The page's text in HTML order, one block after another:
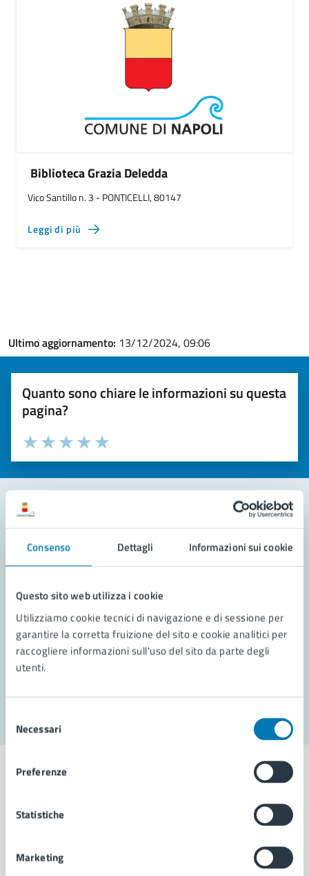
Consenso Dettagli Informazioni sui cookie
Questo sito web utilizza i cookie
Utilizziamo cookie tecnici di navigazione e di sessione per
garantire la corretta fruizione del sito e cookie analitici per
raccogliere informazioni sull'uso del sito da parte degli
utenti.
delNecessari
Preferenze
Statistiche
Marketing
Biblioteca Grazia Deledda
Vico Santillo n. 3 - PONTICELLI, 80147
Leggi di più
Ultimo aggiornamento: 13/12/2024, 09:06
Quanto sono chiare le informazioni su questa
pagina?
Valuta la chiarezza delle informazioni (da 1 a 5 stelle)
Seleziona il numero di stelle per valutare la chiarezza delle
Valuta 5 stelle su 5
Valuta 4 stelle su 5
Valuta 3 stelle su 5
Valuta 2 stelle su 5
Valuta 1 stelle su 5
Leggi le domande frequenti
Richiedi assistenza
Prenota appuntamento
Problemi in città
Comune di Napoli
AMMINISTRAZIONE